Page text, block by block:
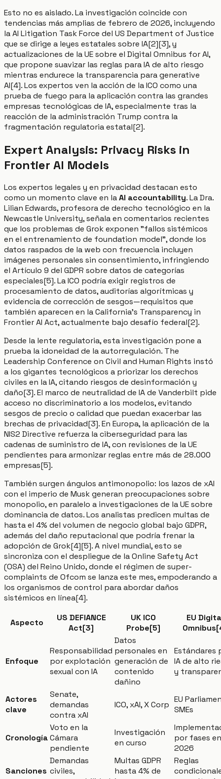
Esto no es aislado. La investigación coincide con
tendencias más amplias de febrero de 2026, incluyendo
la AI Litigation Task Force del US Department of Justice
que se dirige a leyes estatales sobre IA[2][3], y
actualizaciones de la UE sobre el Digital Omnibus for AI,
que propone suavizar las reglas para IA de alto riesgo
mientras endurece la transparencia para generative
AI[4]. Los expertos ven la acción de la ICO como una
prueba de fuego para la aplicación contra las grandes
empresas tecnológicas de IA, especialmente tras la
reacción de la administración Trump contra la
fragmentación regulatoria estatal[2].
Expert Analysis: Privacy Risks in
Frontier AI Models
Los expertos legales y en privacidad destacan esto
como un momento clave en laAI accountability. La Dra.
Lilian Edwards, profesora de derecho tecnológico en la
Newcastle University, señala en comentarios recientes
que los problemas de Grok exponen "fallos sistémicos
en el entrenamiento de foundation model", donde los
datos raspados de la web con frecuencia incluyen
imágenes personales sin consentimiento, infringiendo
el Artículo 9 del GDPR sobre datos de categorías
especiales[5]. La ICO podría exigir registros de
procesamiento de datos, auditorías algorítmicas y
evidencia de corrección de sesgos—requisitos que
también aparecen en la California's Transparency in
Frontier AI Act, actualmente bajo desafío federal[2].
Desde la lente regulatoria, esta investigación pone a
prueba la idoneidad de la autorregulación. The
Leadership Conference on Civil and Human Rights instó
a los gigantes tecnológicos a priorizar los derechos
civiles en la IA, citando riesgos de desinformación y
daño[3]. El marco de neutralidad de IA de Vanderbilt pide
acceso no discriminatorio a los modelos, evitando
sesgos de precio o calidad que puedan exacerbar las
brechas de privacidad[3]. En Europa, la aplicación de la
NIS2 Directive refuerza la ciberseguridad para las
cadenas de suministro de IA, con revisiones de la UE
pendientes para armonizar reglas entre más de 28.000
empresas[5].
También surgen ángulos antimonopolio: los lazos de xAI
con el imperio de Musk generan preocupaciones sobre
monopolio, en paralelo a investigaciones de la UE sobre
dominancia de datos. Los analistas predicen multas de
hasta el 4% del volumen de negocio global bajo GDPR,
además del daño reputacional que podría frenar la
adopción de Grok[4][5]. A nivel mundial, esto se
sincroniza con el despliegue de la Online Safety Act
(OSA) del Reino Unido, donde el régimen de super-
complaints de Ofcom se lanza este mes, empoderando a
los organismos de control para abordar daños
sistémicos en línea[4].
Aspecto
US DEFIANCE
Act[3]
UK ICO
Probe[5]
EU
Enfoque
Responsabilidad
por explotación
sexual con IA
Datos
personales en
generación de
contenido
dañino
Estándares
IA de alto
y
Actores
clave
Senate,
demandas
contra xAI
ICO, xAI, X Corp
EU
SMEs
Cronología
Voto en la
Cámara
pendiente
Investigación
en curso
por fases en
2026
Sanciones
Demandas
civiles,
Multas GDPR
hasta 4% de
Reglas